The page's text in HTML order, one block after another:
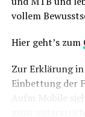
vollem
Hier geht’s zum
Zur Erklärung
Einbettung der
Aufm Mobile